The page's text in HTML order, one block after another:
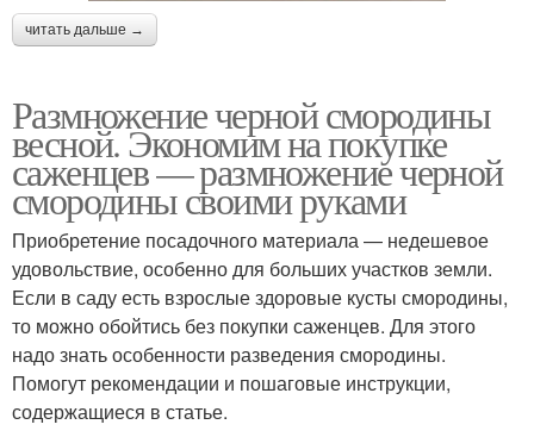
читать дальше →
Размножение черной смородины
весной. Экономим на покупке
саженцев — размножение черной
смородины своими руками
Приобретение посадочного материала — недешевое
удовольствие, особенно для больших участков земли.
Если в саду есть взрослые здоровые кусты смородины,
то можно обойтись без покупки саженцев. Для этого
надо знать особенности разведения смородины.
Помогут рекомендации и пошаговые инструкции,
содержащиеся в статье.